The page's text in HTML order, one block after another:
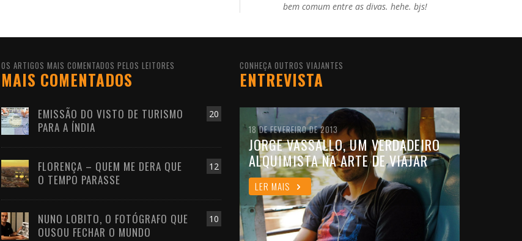
bem comum entre as divas. hehe. bjs!
OS ARTIGOS MAIS COMENTADOS PELOS LEITORES
MAIS COMENTADOS
20
EMISSÃO DO VISTO DE TURISMO
PARA A ÍNDIA
12
FLORENÇA – QUEM ME DERA QUE
O TEMPO PARASSE
10
NUNO LOBITO, O FOTÓGRAFO QUE
OUSOU FECHAR O MUNDO
CONHEÇA OUTROS VIAJANTES
ENTREVISTA
18 DE FEVEREIRO DE 2013
JORGE VASSALLO, UM VERDADEIRO
ALQUIMISTA NA ARTE DE VIAJAR
LER MAIS